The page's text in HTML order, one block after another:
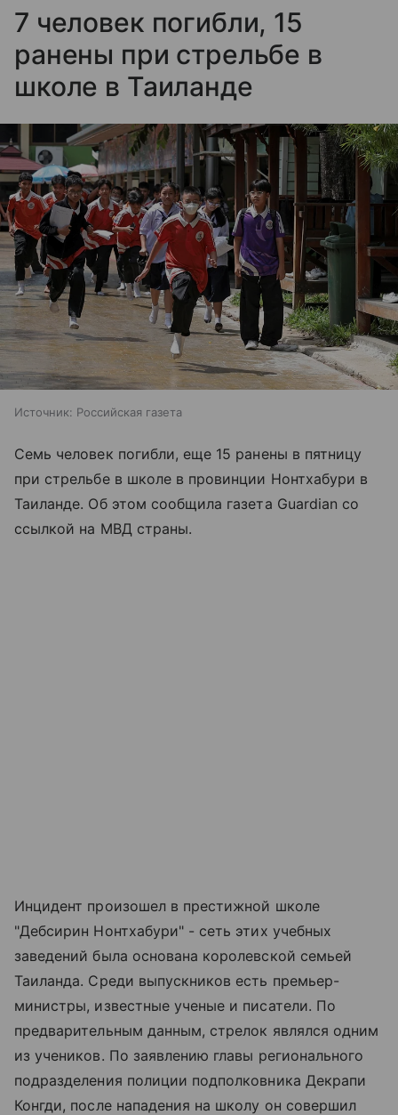
7 человек погибли, 15
ранены при стрельбе в
школе в Таиланде
Источник: Российская газета
Семь человек погибли, еще 15 ранены в пятницу
при стрельбе в школе в провинции Нонтхабури в
Таиланде. Об этом сообщила газета Guardian со
ссылкой на МВД страны.
Инцидент произошел в престижной школе
"Дебсирин Нонтхабури" - сеть этих учебных
заведений была основана королевской семьей
Таиланда. Среди выпускников есть премьер-
министры, известные ученые и писатели. По
предварительным данным, стрелок являлся одним
из учеников. По заявлению главы регионального
подразделения полиции подполковника Декрапи
Конгди, после нападения на школу он совершил